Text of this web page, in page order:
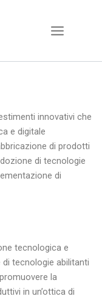
innovativi che
e digitale
di prodotti
di tecnologie
di
tecnologica e
di tecnologie abilitanti
la
in un’ottica di